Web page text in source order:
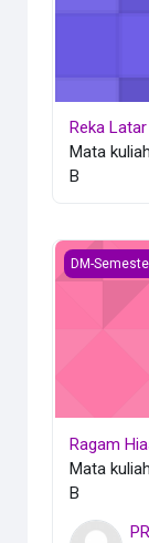
Reka
Mata
B
Ragam
DM-
Ragam
Mata
B